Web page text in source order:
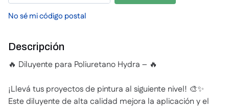
No sé mi código postal
Descripción
🔥 Diluyente para Poliuretano Hydra – 🔥
¡Llevá tus proyectos de pintura al siguiente nivel! 🎨✨
Este diluyente de alta calidad mejora la aplicación y el